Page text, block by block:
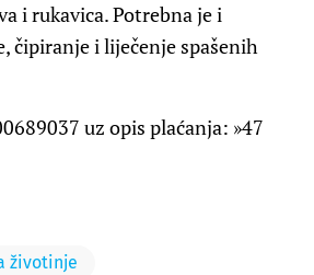
i rukavica. Potrebna je i
čipiranje i liječenje spašenih
uz opis plaćanja: »47
životinje